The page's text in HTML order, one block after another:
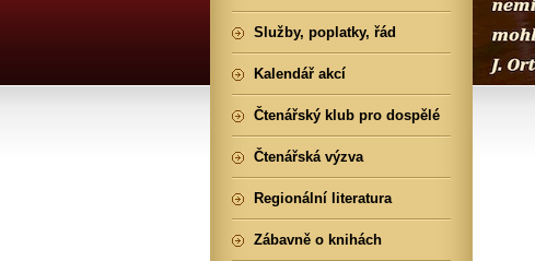
Služby, poplatky, řád
Kalendář akcí
Čtenářský klub pro dospělé
Čtenářská výzva
Regionální literatura
Zábavně o knihách